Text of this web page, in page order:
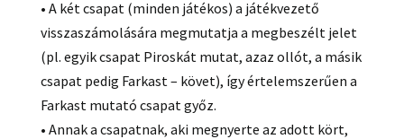
• A két csapat (minden játékos) a játékvezető
visszaszámolására megmutatja a megbeszélt jelet
(pl. egyik csapat Piroskát mutat, azaz ollót, a másik
csapat pedig Farkast – követ), így értelemszerűen a
Farkast mutató csapat győz.
• Annak a csapatnak, aki megnyerte az adott kört,